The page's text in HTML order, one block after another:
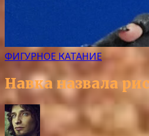
ФИГУРНОЕ КАТАНИЕ
Навка назвала